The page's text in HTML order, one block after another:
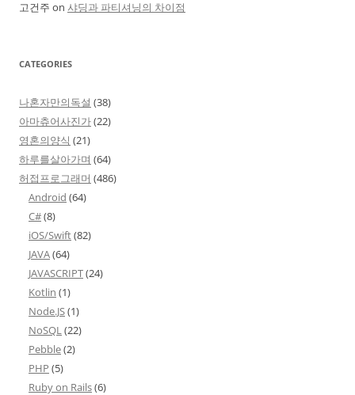
고건주 on 샤딩과 파티셔닝의 차이점
CATEGORIES
나혼자만의독설 (38)
아마츄어사진가(22)
영혼의양식 (21)
하루를살아가며 (64)
허접프로그래머 (486)
Android (64)
C#(8)
iOS/Swift(82)
JAVA(64)
JAVASCRIPT(24)
Kotlin (1)
Node.JS(1)
NoSQL(22)
Pebble(2)
PHP (5)
Ruby on Rails(6)